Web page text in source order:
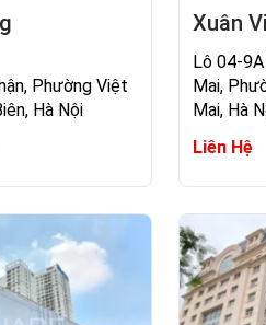
Phường Việt
Hà Nội
Xuân
Lô 04-
Mai,
Mai, Hà
Liên Hệ